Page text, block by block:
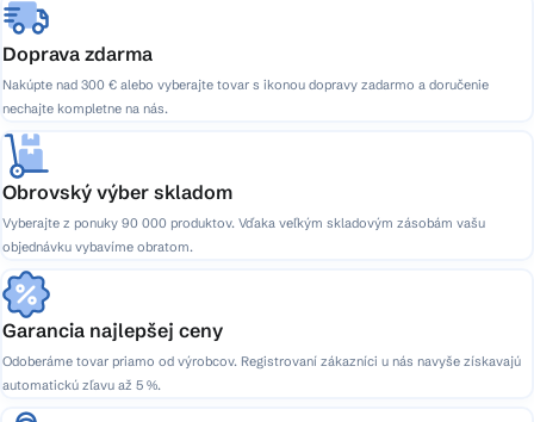
Doprava zdarma
Nakúpte nad 300 € alebo vyberajte tovar s ikonou dopravy zadarmo a doručenie
nechajte kompletne na nás.
Obrovský výber skladom
Vyberajte z ponuky 90 000 produktov. Vďaka veľkým skladovým zásobám vašu
objednávku vybavíme obratom.
Garancia najlepšej ceny
Odoberáme tovar priamo od výrobcov. Registrovaní zákazníci u nás navyše získavajú
automatickú zľavu až 5 %.